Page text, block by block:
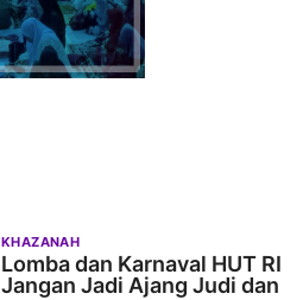
KHAZANAH
Lomba dan Karnaval HUT RI
Jangan Jadi Ajang Judi dan